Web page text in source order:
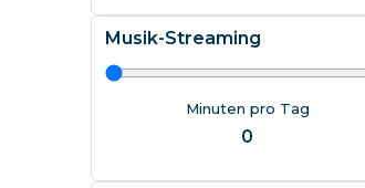
Musik-Streaming
Minuten pro Tag
0